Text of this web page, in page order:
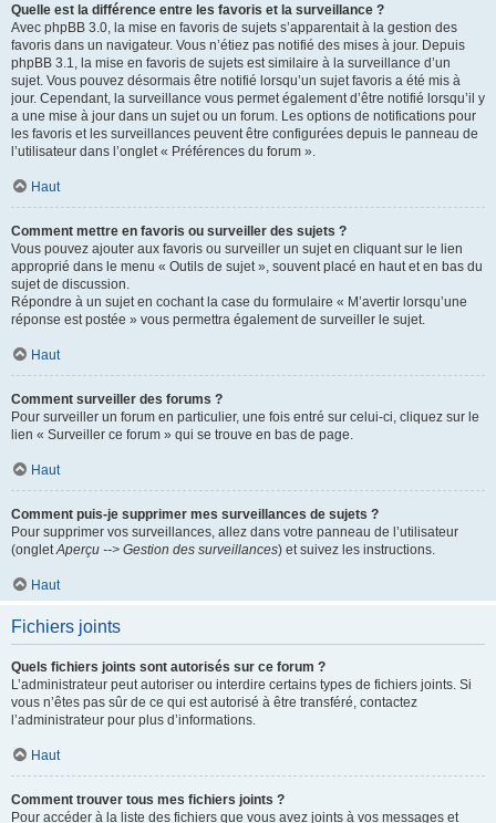
Quelle est la différence entre les favoris et la surveillance ?
Avec phpBB 3.0, la mise en favoris de sujets s’apparentait à la gestion des
favoris dans un navigateur. Vous n’étiez pas notifié des mises à jour. Depuis
phpBB 3.1, la mise en favoris de sujets est similaire à la surveillance d’un
sujet. Vous pouvez désormais être notifié lorsqu’un sujet favoris a été mis à
jour. Cependant, la surveillance vous permet également d’être notifié lorsqu’il y
a une mise à jour dans un sujet ou un forum. Les options de notifications pour
les favoris et les surveillances peuvent être configurées depuis le panneau de
l’utilisateur dans l’onglet « Préférences du forum ».
Haut
Comment mettre en favoris ou surveiller des sujets ?
Vous pouvez ajouter aux favoris ou surveiller un sujet en cliquant sur le lien
approprié dans le menu « Outils de sujet », souvent placé en haut et en bas du
sujet de discussion.
Répondre à un sujet en cochant la case du formulaire « M’avertir lorsqu’une
réponse est postée » vous permettra également de surveiller le sujet.
Haut
Comment surveiller des forums ?
Pour surveiller un forum en particulier, une fois entré sur celui-ci, cliquez sur le
lien « Surveiller ce forum » qui se trouve en bas de page.
Haut
Comment puis-je supprimer mes surveillances de sujets ?
Pour supprimer vos surveillances, allez dans votre panneau de l’utilisateur
(ongletAperçu --> Gestion des surveillances) et suivez les instructions.
Haut
Fichiers joints
Quels fichiers joints sont autorisés sur ce forum ?
L’administrateur peut autoriser ou interdire certains types de fichiers joints. Si
vous n’êtes pas sûr de ce qui est autorisé à être transféré, contactez
l’administrateur pour plus d’informations.
Haut
Comment trouver tous mes fichiers joints ?
Pour accéder à la liste des fichiers que vous avez joints à vos messages et